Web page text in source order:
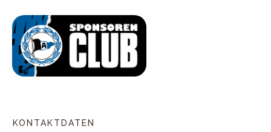
KONTAKTDATEN